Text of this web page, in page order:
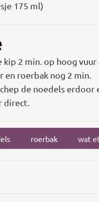
175 ml)
2 min. op hoog vuur
en roerbak nog 2 min.
de noedels
direct.
roerbak wat